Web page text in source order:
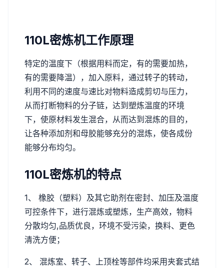
110L密炼机工作原理
特定的温度下（根据用料而定，有的需要加热，
有的需要降温），加入原料，通过转子的转动，
利用不同的速度与速比对物料造成剪切与压力，
从而打断物料的分子链，达到塑炼温度的环境
下，使原材料发生混合，从而达到混炼的目的，
让各种添加剂和母胶能够充分的混炼，使各成份
能够分布均匀。
110L密炼机的特点
1、 橡胶（塑料）及其它助剂在密封、加压及温度
可控条件下，进行混炼或塑炼，生产高效，物料
分散均匀,品质优良，环境不受污染，换料、更色
清洗方便；
2、 混炼室、转子、上顶栓等部件均采用夹套式结